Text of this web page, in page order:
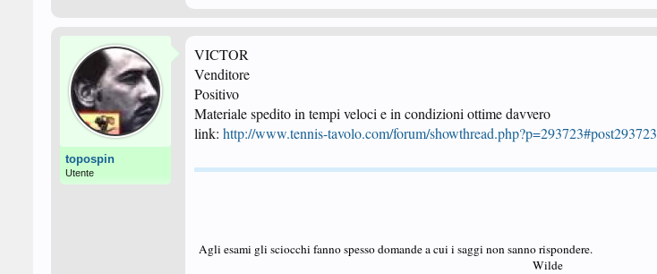
topospin
Utente
VICTOR
Venditore
Positivo
Materiale spedito in tempi veloci e in condizioni ottime davvero
link: http://www.tennis-tavolo.com/forum/showthread.php?p=293723#post293723
Agli esami gli sciocchi fanno spesso domande a cui i saggi non sanno rispondere.
Wilde